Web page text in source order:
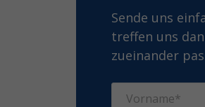
Sende uns
treffen uns
zueinander